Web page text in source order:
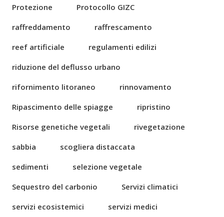
Protezione
Protocollo GIZC
raffreddamento
raffrescamento
reef artificiale
regulamenti edilizi
riduzione del deflusso urbano
rifornimento litoraneo
rinnovamento
Ripascimento delle spiagge
ripristino
Risorse genetiche vegetali
rivegetazione
sabbia
scogliera distaccata
sedimenti
selezione vegetale
Sequestro del carbonio
Servizi climatici
servizi ecosistemici
servizi medici